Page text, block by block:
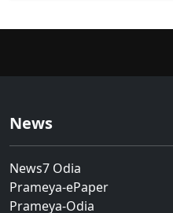
News
News7 Odia
Prameya-ePaper
Prameya-Odia